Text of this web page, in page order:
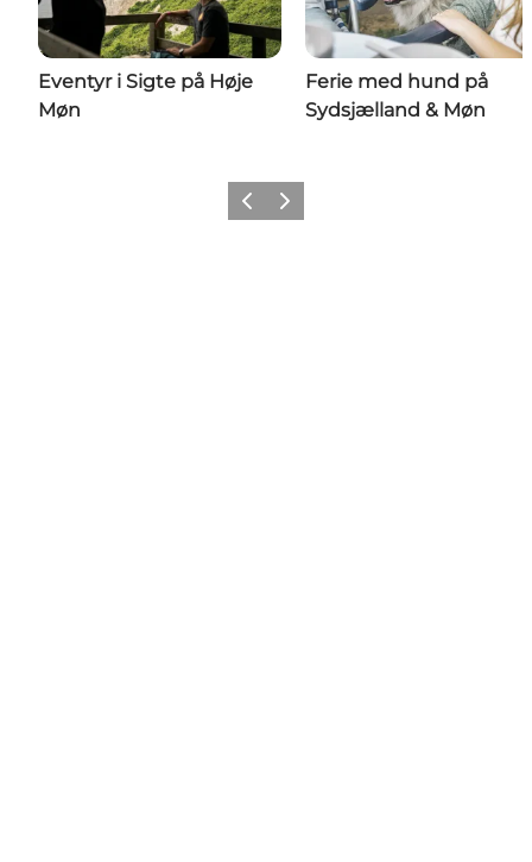
Eventyr i Sigte på Høje
Møn
Ferie med hund på
Sydsjælland & Møn
ForrigeNæste